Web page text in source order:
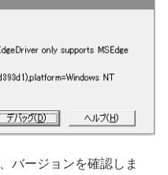
バージョンを確認しま